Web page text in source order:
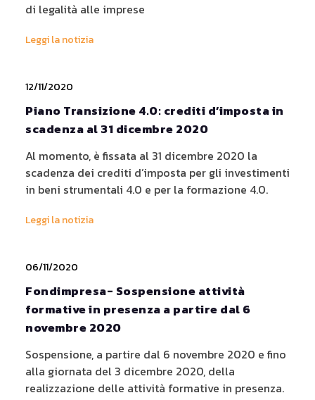
di legalità alle imprese
Leggi la notizia
12/11/2020
Piano Transizione 4.0: crediti d’imposta in
scadenza al 31 dicembre 2020
Al momento, è fissata al 31 dicembre 2020 la
scadenza dei crediti d’imposta per gli investimenti
in beni strumentali 4.0 e per la formazione 4.0.
Leggi la notizia
06/11/2020
Fondimpresa- Sospensione attività
formative in presenza a partire dal 6
novembre 2020
Sospensione, a partire dal 6 novembre 2020 e fino
alla giornata del 3 dicembre 2020, della
realizzazione delle attività formative in presenza.